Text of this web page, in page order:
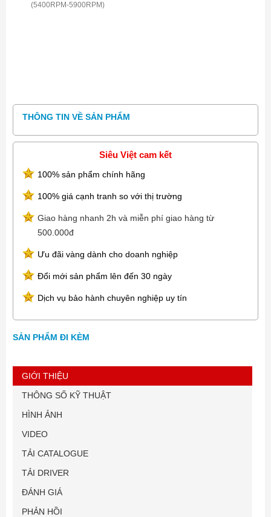
(5400RPM-5900RPM)
THÔNG TIN VỀ SẢN PHẨM
Siêu Việt cam kết
100% sản phẩm chính hãng
100% giá cạnh tranh so với thị trường
Giao hàng nhanh 2h và miễn phí giao hàng từ
500.000đ
Ưu đãi vàng dành cho doanh nghiệp
Đổi mới sản phẩm lên đến 30 ngày
Dịch vụ bảo hành chuyên nghiệp uy tín
SẢN PHẨM ĐI KÈM
GIỚI THIỆU
THÔNG SỐ KỸ THUẬT
HÌNH ẢNH
VIDEO
TẢI CATALOGUE
TẢI DRIVER
ĐÁNH GIÁ
PHẢN HỒI